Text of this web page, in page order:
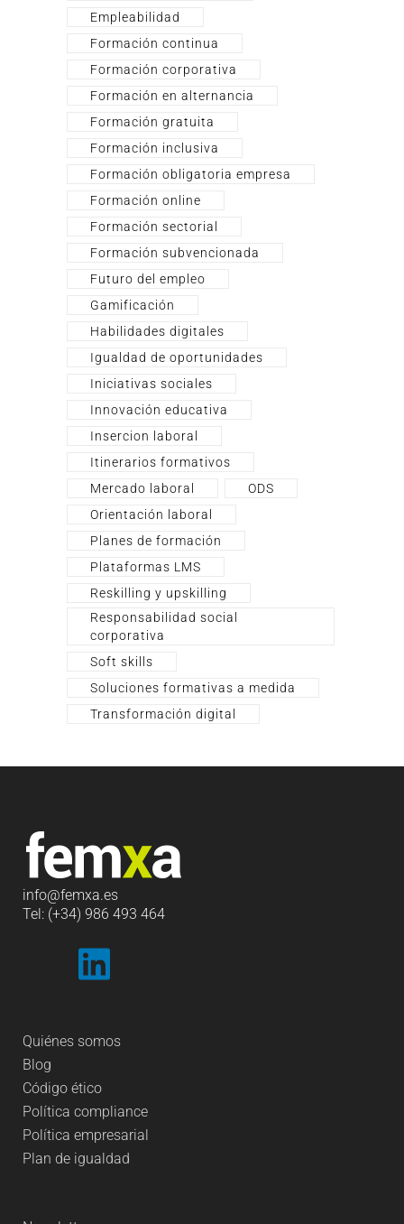
Empleabilidad
Formación continua
Formación corporativa
Formación en alternancia
Formación gratuita
Formación inclusiva
Formación obligatoria empresa
Formación online
Formación sectorial
Formación subvencionada
Futuro del empleo
Gamificación
Habilidades digitales
Igualdad de oportunidades
Iniciativas sociales
Innovación educativa
Insercion laboral
Itinerarios formativos
Mercado laboral
ODS
Orientación laboral
Planes de formación
Plataformas LMS
Reskilling y upskilling
Responsabilidad social
corporativa
Soft skills
Soluciones formativas a medida
Transformación digital
info@femxa.es
Tel: (+34) 986 493 464
Quiénes somos
Blog
Código ético
Política compliance
Política empresarial
Plan de igualdad